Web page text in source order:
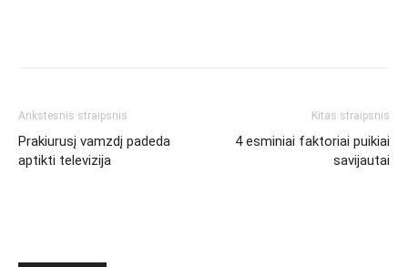
Ankstesnis straipsnis
Prakiurusį vamzdį padeda
aptikti televizija
Kitas straipsnis
4 esminiai faktoriai puikiai
savijautai